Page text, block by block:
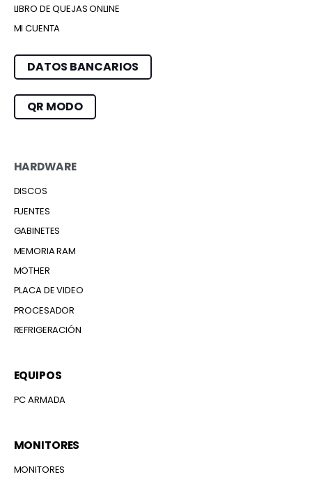
LIBRO DE QUEJAS ONLINE
MI CUENTA
DATOS BANCARIOS
QR MODO
HARDWARE
DISCOS
FUENTES
GABINETES
MEMORIA RAM
MOTHER
PLACA DE VIDEO
PROCESADOR
REFRIGERACIÓN
EQUIPOS
PC ARMADA
MONITORES
MONITORES